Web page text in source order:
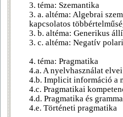
3. téma: Szemantika
3. a. altéma: Algebrai
kapcsolatos
3. b. altéma: Generikus
3. c. altéma: Negatív
4. téma: Pragmatika
4.a. A nyelvhasználat elvei
4.b. Implicit információ a
4.c. Pragmatikai
4.d. Pragmatika és
4.e. Történeti pragmatika